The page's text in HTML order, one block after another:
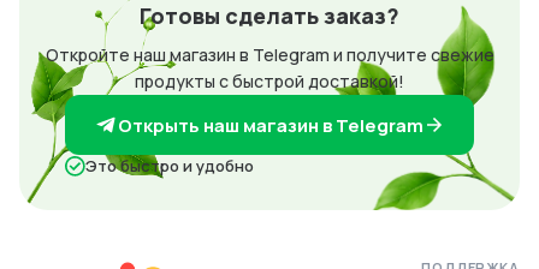
Готовы сделать заказ?
Откройте наш магазин в Telegram и получите свежие
продукты с быстрой доставкой!
Открыть наш магазин в Telegram
Это быстро и удобно